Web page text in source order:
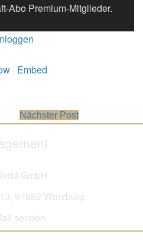
Abo Premium-Mitglieder.
Embed
Nächster Post
GmbH
97082 Würzburg
senden